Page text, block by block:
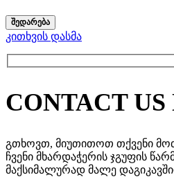
ᲨᲔᲓᲐᲠᲔᲑᲐ
კითხვის დასმა
CONTACT US
გთხოვთ, მიუთითოთ თქვენი
ჩვენი მხარდაჭერის ჯგუფის
მაქსიმალურად მალე